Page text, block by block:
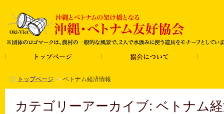
トップページ ベトナム経済情報
カテゴリーアーカイブ: ベトナム